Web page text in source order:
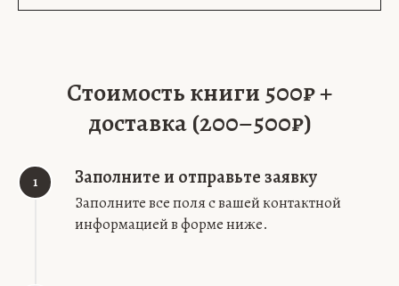
Стоимость книги 500₽ +
доставка (200–500₽)
1 Заполните и отправьте заявку
Заполните все поля с вашей контактной
информацией в форме ниже.